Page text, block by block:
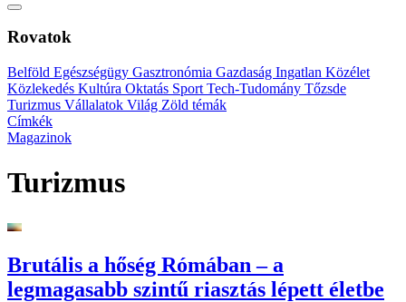
Rovatok
Belföld Egészségügy Gasztronómia Gazdaság Ingatlan Közélet
Közlekedés Kultúra Oktatás Sport Tech-Tudomány Tőzsde
Turizmus Vállalatok Világ Zöld témák
Címkék
Magazinok
Turizmus
Brutális a hőség Rómában – a
legmagasabb szintű riasztás lépett életbe